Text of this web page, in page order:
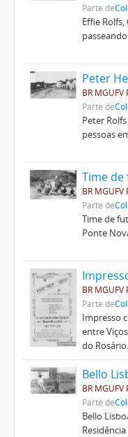
Parte de
Effie
passeando
Peter
BR MGUFV
Parte de
Peter
pessoas
Time
BR MGUFV
Parte de
Time de
Ponte
BR MGUFV
Parte de
Impresso
entre
do Rosário.
Bello
BR MGUFV
Parte de
Bello